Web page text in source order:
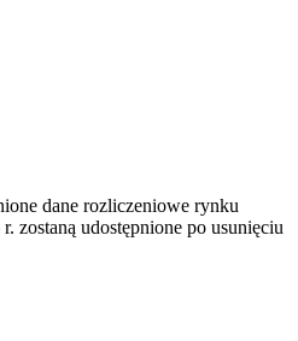
dane rozliczeniowe rynku
zostaną udostępnione po usunięciu